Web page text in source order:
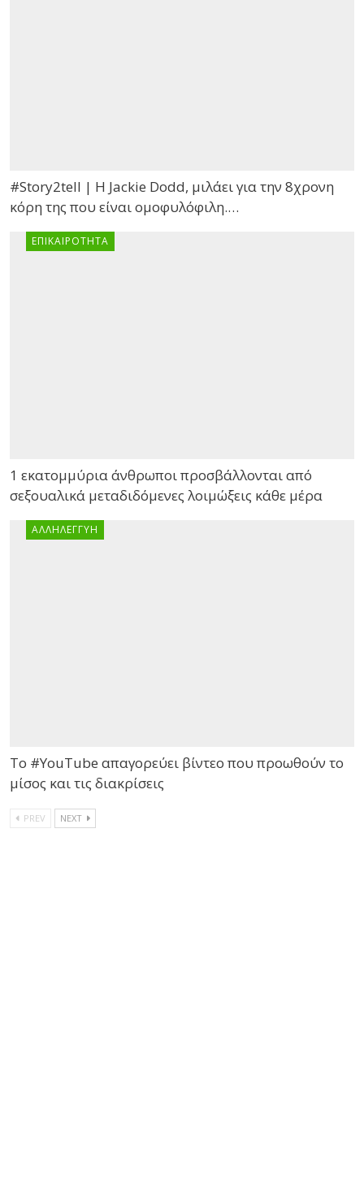
#Story2tell | Η Jackie Dodd, μιλάει για την 8χρονη
κόρη της που είναι ομοφυλόφιλη.…
ΕΠΙΚΑΙΡΌΤΗΤΑ
1 εκατομμύρια άνθρωποι προσβάλλονται από
σεξουαλικά μεταδιδόμενες λοιμώξεις κάθε μέρα
ΑΛΛΗΛΕΓΓΎΗ
Το #YouTube απαγορεύει βίντεο που προωθούν το
μίσος και τις διακρίσεις
PREV NEXT